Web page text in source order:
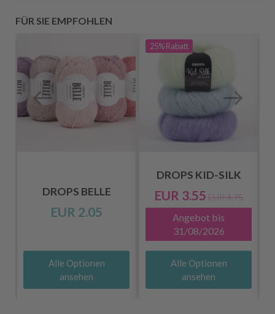
FÜR SIE EMPFOHLEN
DROPS BELLE
EUR 2.05
Alle Optionen
ansehen
25%Rabatt
DROPS KID-SILK
EUR 3.55 EUR 4.75
Angebot bis
31/08/2026
Alle Optionen
ansehen